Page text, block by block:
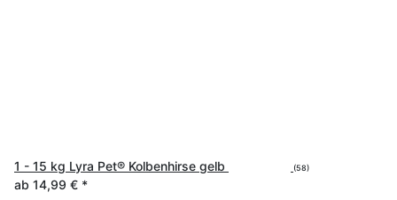
1 - 15 kg Lyra Pet® Kolbenhirse gelb (58)
ab 14,99 € *